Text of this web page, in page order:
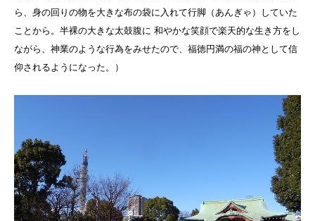
ら、身の回りの物を大きな布の袋に入れて行脚（あんぎゃ）していた
ことから。半裸の大きな太鼓腹に 和やかな笑顔で楽天的な生き方をし
ながら、神業のような行為をみせたので、福徳円満の福の神として信
仰されるようになった。
）